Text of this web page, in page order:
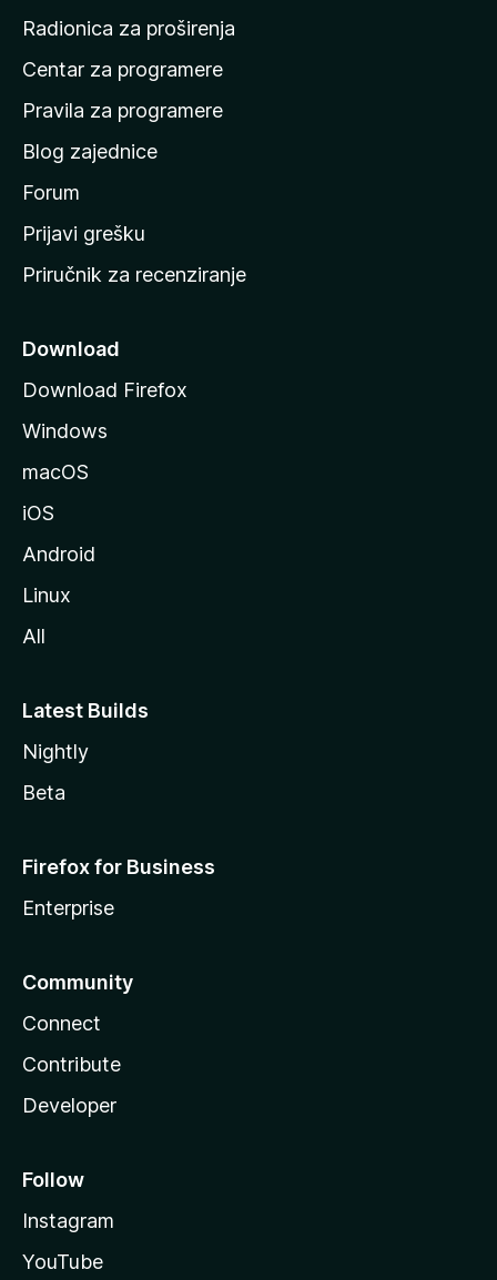
e
t
n
s
t
r
n
c
M
o
l
l
Radionica za proširenja
Centar za programere
Pravila za programere
Blog zajednice
Forum
Prijavi grešku
Priručnik za recenziranje
Download
Download Firefox
Windows
macOS
iOS
Android
Linux
All
Latest Builds
Nightly
Beta
Firefox for Business
Enterprise
Community
Connect
Contribute
Developer
Follow
Instagram
YouTube